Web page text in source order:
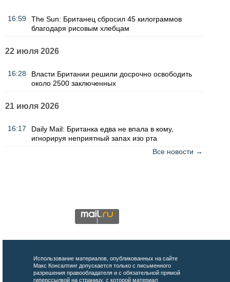
16:59
The Sun: Британец сбросил 45 килограммов
благодаря рисовым хлебцам
22 июля 2026
16:28
Власти Британии решили досрочно освободить
около 2500 заключенных
21 июля 2026
16:17
Daily Mail: Британка едва не впала в кому,
игнорируя неприятный запах изо рта
Все новости →
Использование материалов, опубликованных на сайте
Макс Консалтинг допускается только с письменного
разрешения правообладателя и с обязательной прямой
гиперссылкой на страницу, с которой материал